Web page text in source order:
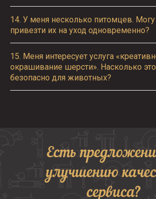
14. У меня несколько питомцев. Могу
привезти их на уход одновременно?
15. Меня интересует услуга
окрашивание шерсти». Насколько это
безопасно для животных?
Есть
улучшению
сервиса?